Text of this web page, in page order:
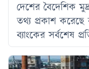
দেশের বৈদেশিক
তথ্য প্রকাশ করেছে
ব্যাংকের সর্বশেষ
পর্যন্ত দেশের মোট
পরিমাণ